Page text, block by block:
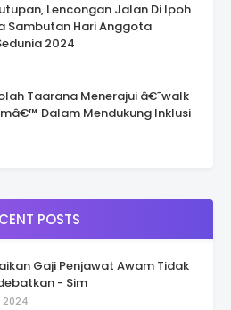
Lencongan Jalan Di Ipoh
Sambutan Hari Anggota
2024
Taarana Menerajui â€˜walk
Dalam Mendukung Inklusi
POSTS
Gaji Penjawat Awam Tidak
- Sim
2024